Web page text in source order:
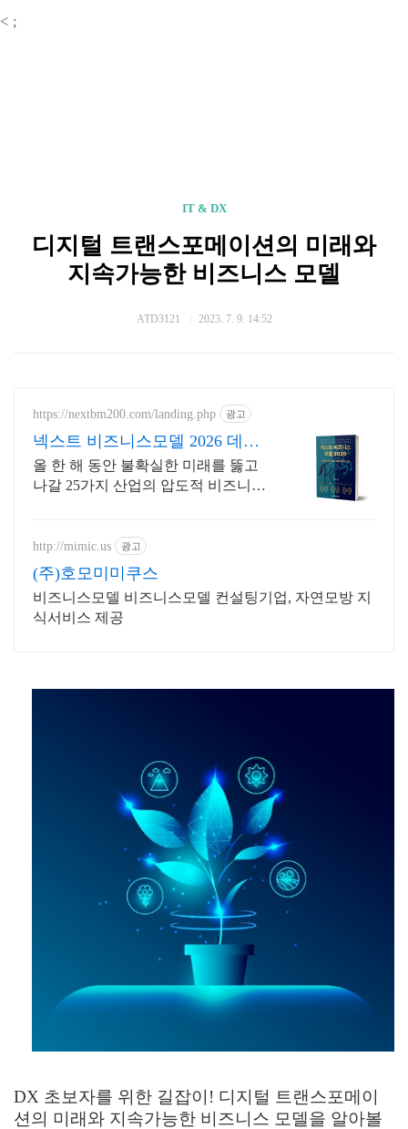
< ;
IT & DX
디지털 트랜스포메이션의 미래와
지속가능한 비즈니스 모델
ATD3121 2023. 7. 9. 14:52
https://nextbm200.com/landing.php 광고
넥스트 비즈니스모델 2026 데이
터가 말하는 미래 시장
올 한 해 동안 불확실한 미래를 뚫고
나갈 25가지 산업의 압도적 비즈니스
http://mimic.us 광고
(주)호모미미쿠스
비즈니스모델 비즈니스모델 컨설팅기업, 자연모방 지
식서비스 제공
DX 초보자를 위한 길잡이! 디지털 트랜스포메이
션의 미래와 지속가능한 비즈니스 모델을 알아볼